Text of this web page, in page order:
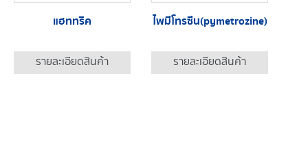
แฮททริค
รายละเอียดสินค้า
ไพมีโทรซีน(pymetrozine)
รายละเอียดสินค้า